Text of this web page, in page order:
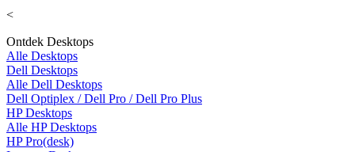
<
Ontdek Desktops
Alle Desktops
Dell Desktops
Alle Dell Desktops
Dell Optiplex / Dell Pro / Dell Pro Plus
HP Desktops
Alle HP Desktops
HP Pro(desk)